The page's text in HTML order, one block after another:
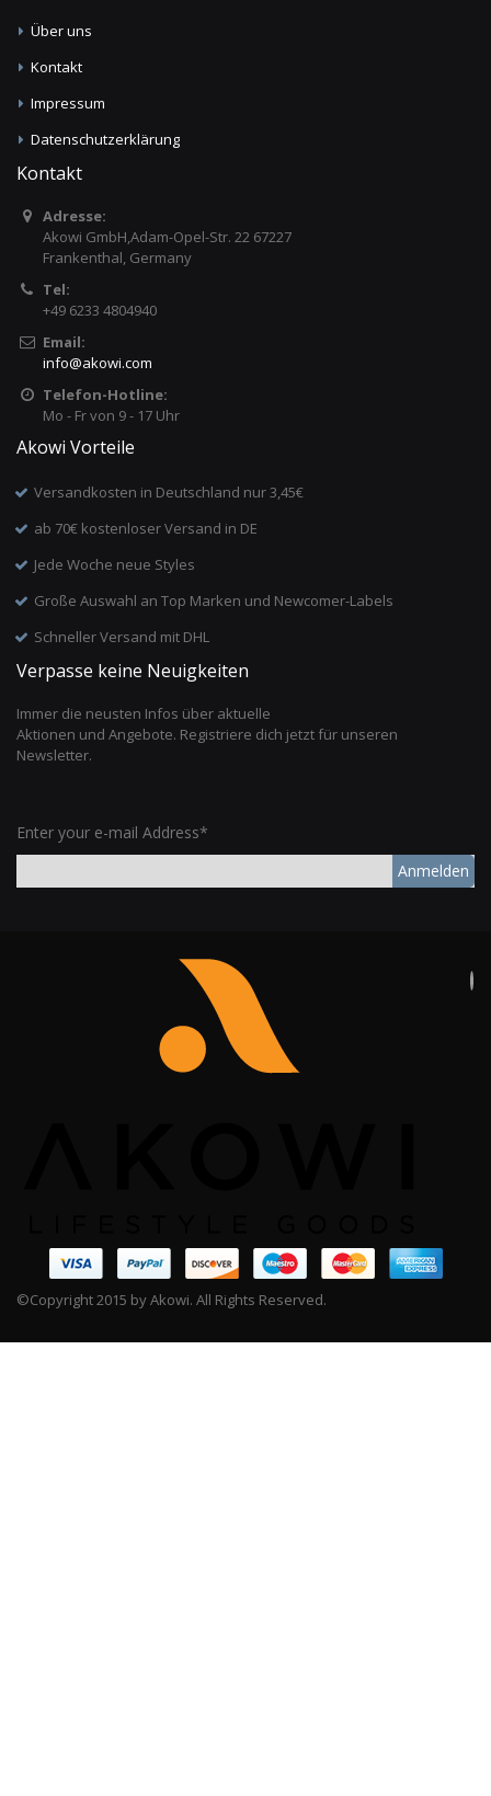
Über uns
Kontakt
Impressum
Datenschutzerklärung
Kontakt
Adresse:
Akowi GmbH,Adam-Opel-Str. 22 67227
Frankenthal, Germany
Tel:
+49 6233 4804940
Email:
info@akowi.com
Telefon-Hotline:
Mo - Fr von 9 - 17 Uhr
Akowi Vorteile
Versandkosten in Deutschland nur 3,45€
ab 70€ kostenloser Versand in DE
Jede Woche neue Styles
Große Auswahl an Top Marken und Newcomer-Labels
Schneller Versand mit DHL
Verpasse keine Neuigkeiten
Immer die neusten Infos über aktuelle
Aktionen und Angebote. Registriere dich jetzt für unseren
Newsletter.
Enter your e-mail Address*
Anmelden
©Copyright 2015 by Akowi. All Rights Reserved.